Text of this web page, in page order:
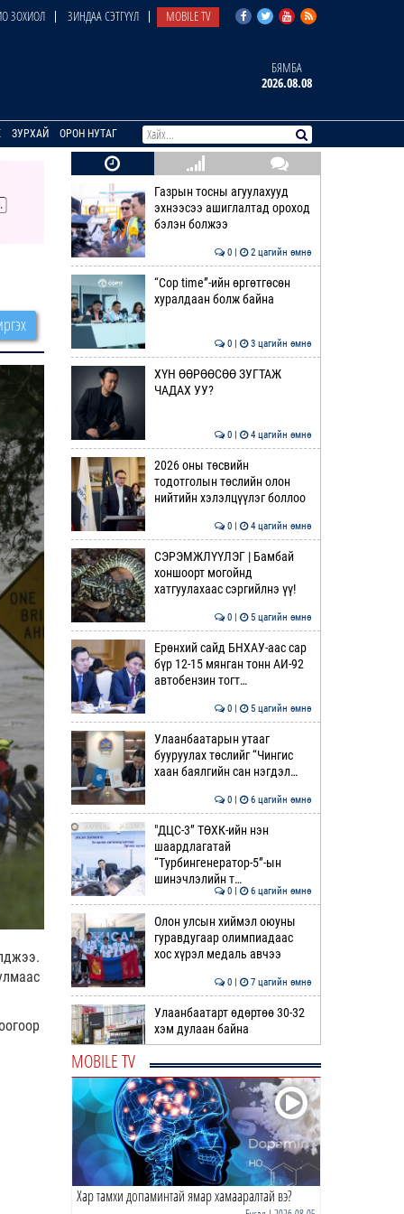
ЗОХИОЛ ЗИНДАА СЭТГҮҮЛ MOBILE TV
БЯМБА
2026.08.08
ЗУРХАЙ ОРОН НУТАГ
Газрын тосны агуулахууд
эхнээсээ ашиглалтад ороход
бэлэн болжээ
0 | 2 цагийн өмнө
“Cop time”-ийн өргөтгөсөн
хуралдаан болж байна
0 | 3 цагийн өмнө
ХҮН ӨӨРӨӨСӨӨ ЗУГТАЖ
ЧАДАХ УУ?
0 | 4 цагийн өмнө
2026 оны төсвийн
тодотголын төслийн олон
нийтийн хэлэлцүүлэг боллоо
0 | 4 цагийн өмнө
СЭРЭМЖЛҮҮЛЭГ | Бамбай
хоншоорт могойнд
хатгуулахаас сэргийлнэ үү!
0 | 5 цагийн өмнө
Ерөнхий сайд БНХАУ-аас сар
бүр 12-15 мянган тонн АИ-92
автобензин тогт…
0 | 5 цагийн өмнө
Улаанбаатарын утааг
бууруулах төслийг “Чингис
хаан баялгийн сан нэгдэл…
0 | 6 цагийн өмнө
"ДЦС-3” ТӨХК-ийн нэн
шаардлагатай
“Турбингенератор-5”-ын
шинэчлэлийн т…
0 | 6 цагийн өмнө
Олон улсын хиймэл оюуны
гуравдугаар олимпиадаас
хос хүрэл медаль авчээ
0 | 7 цагийн өмнө
Улаанбаатарт өдөртөө 30-32
хэм дулаан байна
ДОРНЫН ЗУРХАЙ | Морь,
нохой жилтнээ аливаа үйлийг
хийхэд эерэг сайн
0 | 7 цагийн өмнө
ӨГЛӨӨНИЙ МЭНД!
MOBILE TV
Хар тамхи допаминтай ямар хамааралтай вэ?